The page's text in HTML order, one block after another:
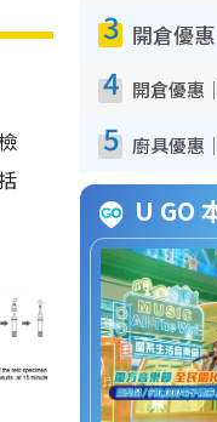
3
4
5
U GO